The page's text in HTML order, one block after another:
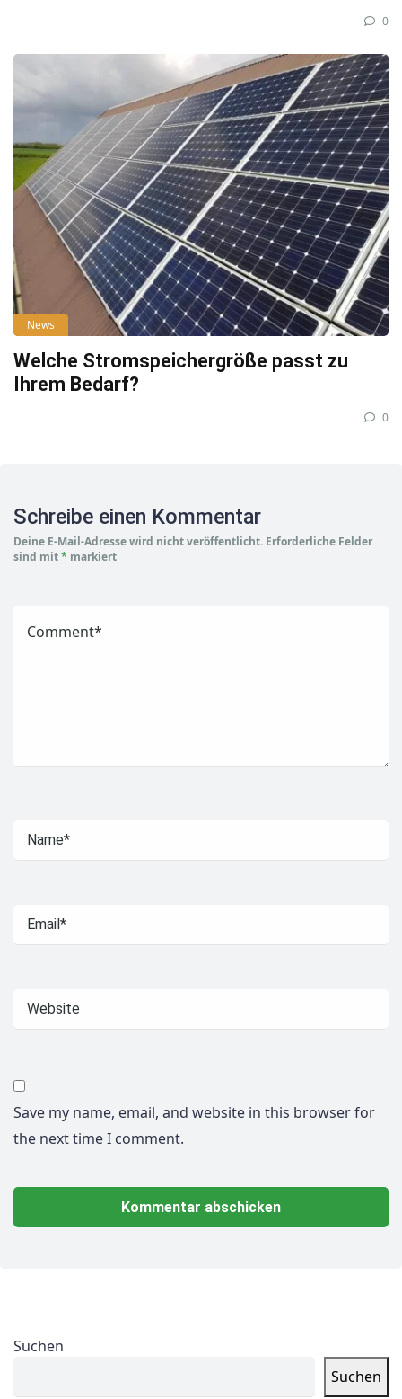
0
News
Welche Stromspeichergröße passt zu
Ihrem Bedarf?
0
Schreibe einen Kommentar
Deine E-Mail-Adresse wird nicht veröffentlicht. Erforderliche Felder
sind mit* markiert
Save my name, email, and website in this browser for
the next time I comment.
Suchen
Suchen